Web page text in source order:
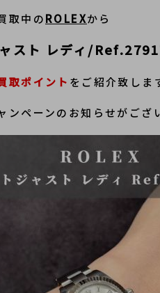
取中のROLEXから
スト レディ/
取ポイント をご紹介致しま
ンペーンのお知らせがご